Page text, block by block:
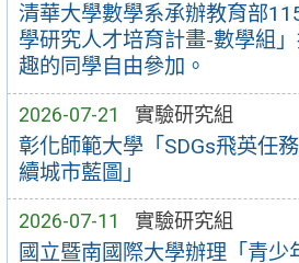
清華大學數學系承辦教育部
學研究人才培育計畫-數學組
趣的同學自由參加。
2026-07-21 實驗研究組
彰化師範大學「SDGs飛英任
續城市藍圖」
2026-07-11 實驗研究組
國立暨南國際大學辦理「青少